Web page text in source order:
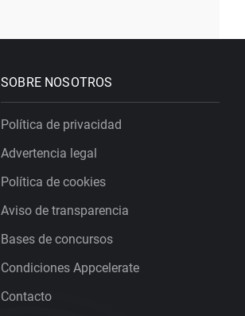
SOBRE NOSOTROS
Política de privacidad
Advertencia legal
Política de cookies
Aviso de transparencia
Bases de concursos
Condiciones Appcelerate
Contacto